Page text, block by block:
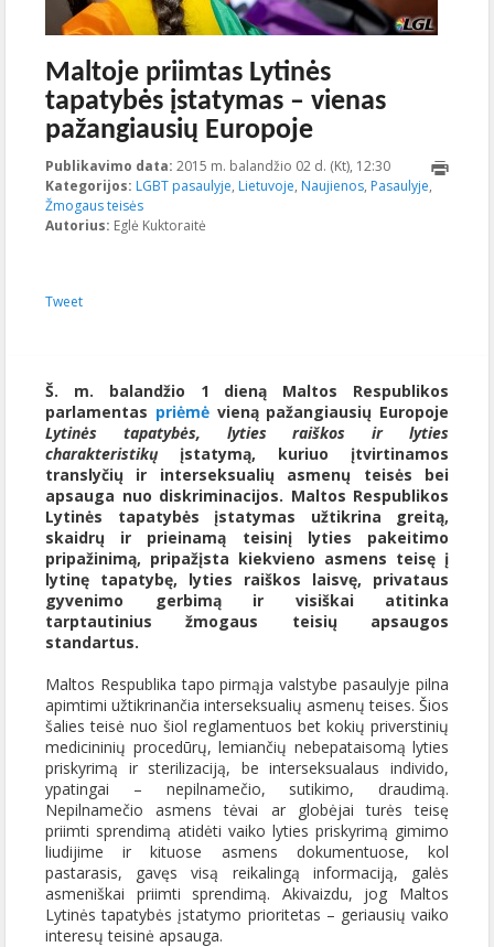
Maltoje priimtas Lytinės
tapatybės įstatymas – vienas
pažangiausių Europoje
Publikavimo data: 2015 m. balandžio 02 d. (Kt), 12:30 2023-10-
Kategorijos: LGBT pasaulyje, Lietuvoje, Naujienos, Pasaulyje,
Žmogaus teisės
Autorius: Eglė Kuktoraitė
Tweet
Š. m. balandžio 1 dieną Maltos Respublikos
parlamentas priėmėvieną pažangiausių Europoje
Lytinės tapatybės, lyties raiškos ir lyties
charakteristikų įstatymą, kuriuo įtvirtinamos
translyčių ir interseksualių asmenų teisės bei
apsauga nuo diskriminacijos. Maltos Respublikos
Lytinės tapatybės įstatymas užtikrina greitą,
skaidrų ir prieinamą teisinį lyties pakeitimo
pripažinimą, pripažįsta kiekvieno asmens teisę į
lytinę tapatybę, lyties raiškos laisvę, privataus
gyvenimo gerbimą ir visiškai atitinka
tarptautinius žmogaus teisių apsaugos
standartus.
Maltos Respublika tapo pirmąja valstybe pasaulyje pilna
apimtimi užtikrinančia interseksualių asmenų teises. Šios
šalies teisė nuo šiol reglamentuos bet kokių priverstinių
medicininių procedūrų, lemiančių nebepataisomą lyties
priskyrimą ir sterilizaciją, be interseksualaus individo,
ypatingai – nepilnamečio, sutikimo, draudimą.
Nepilnamečio asmens tėvai ar globėjai turės teisę
priimti sprendimą atidėti vaiko lyties priskyrimą gimimo
liudijime ir kituose asmens dokumentuose, kol
pastarasis, gavęs visą reikalingą informaciją, galės
asmeniškai priimti sprendimą. Akivaizdu, jog Maltos
Lytinės tapatybės įstatymo prioritetas – geriausių vaiko
interesų teisinė apsauga.